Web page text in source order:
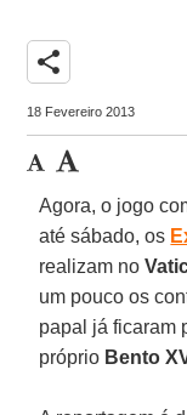
share
18 Fevereiro 2013
Agora, o jogo
até sábado, os
realizam no
um pouco os
papal já ficaram
próprio Bento